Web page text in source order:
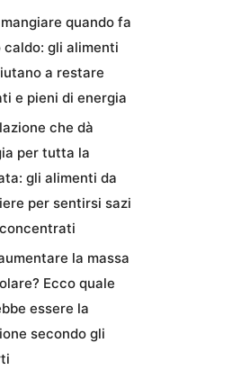
quando fa
caldo: gli alimenti
a restare
e pieni di energia
che dà
per tutta la
gli alimenti da
per sentirsi sazi
la massa
Ecco quale
essere la
secondo gli